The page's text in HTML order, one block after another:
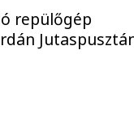
repülőgép